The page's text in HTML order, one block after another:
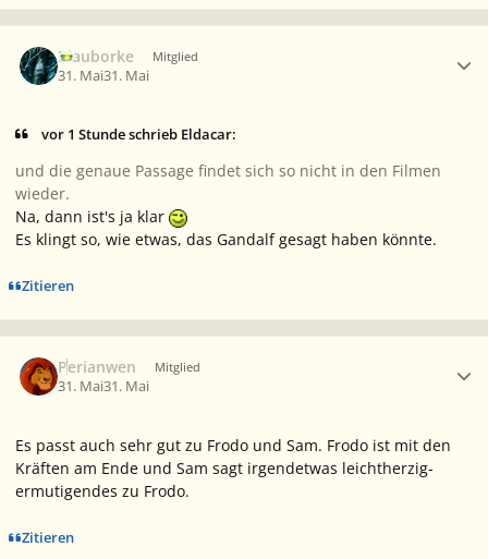
Blauborke Mitglied
31. Mai31. Mai
vor 1 Stunde schrieb Eldacar:
und die genaue Passage findet sich so nicht in den Filmen
wieder.
Na, dann ist's ja klar
Es klingt so, wie etwas, das Gandalf gesagt haben könnte.
Zitieren
Perianwen Mitglied
31. Mai31. Mai
Es passt auch sehr gut zu Frodo und Sam. Frodo ist mit den
Kräften am Ende und Sam sagt irgendetwas leichtherzig-
ermutigendes zu Frodo.
Zitieren